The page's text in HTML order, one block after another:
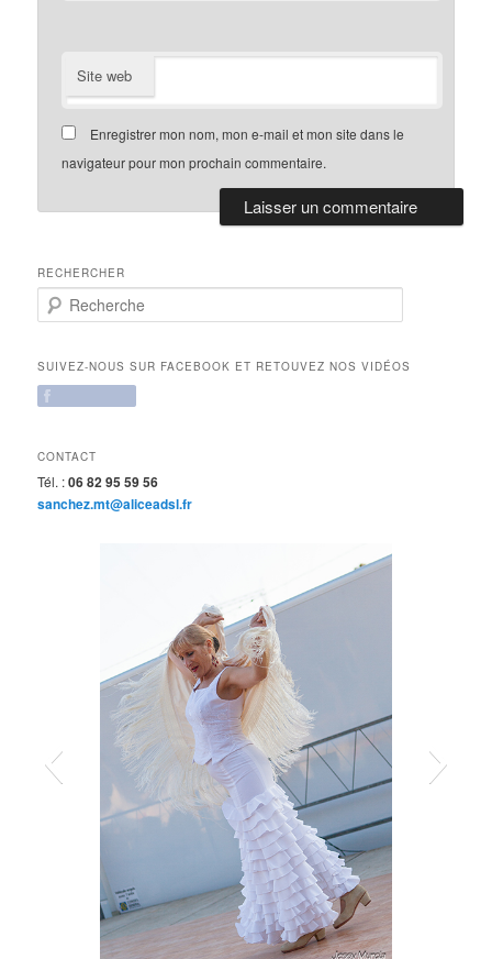
Site web
Enregistrer mon nom, mon e-mail et mon site dans le
navigateur pour mon prochain commentaire.
RECHERCHER
e
h
e
r
e
SUIVEZ-NOUS SUR FACEBOOK ET RETOUVEZ NOS VIDÉOS
CONTACT
Tél. :06 82 95 59 56
sanchez.mt@aliceadsl.fr